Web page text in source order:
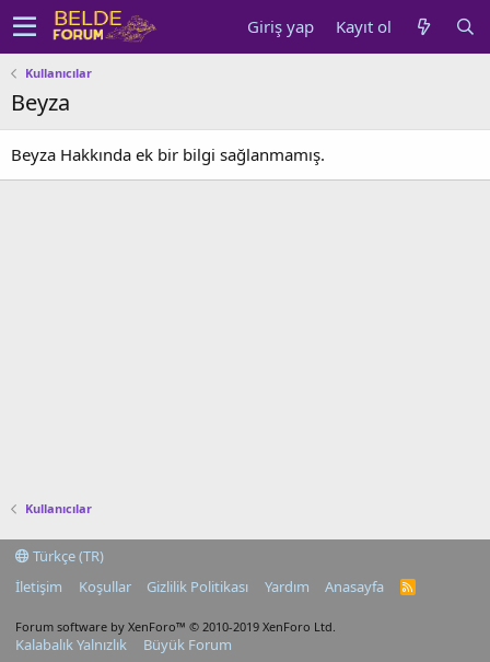
Giriş yap Kayıt ol
Kullanıcılar
Beyza
Beyza Hakkında ek bir bilgi sağlanmamış.
Kullanıcılar
Türkçe (TR)
İletişim
Koşullar Gizlilik Politikası Yardım Anasayfa
R
Forum software by XenForo™ © 2010-2019 XenForo Ltd.
Kalabalık Yalnızlık Büyük Forum